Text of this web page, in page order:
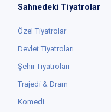
Sahnedeki Tiyatrolar
Özel Tiyatrolar
Devlet Tiyatroları
Şehir Tiyatroları
Trajedi & Dram
Komedi